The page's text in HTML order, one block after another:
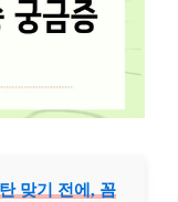
맞기 전에, 꼼